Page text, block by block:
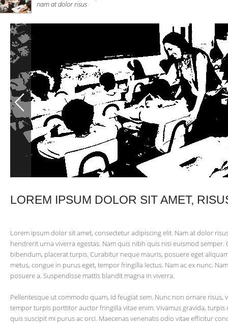
nam at dolor risus
LOREM IPSUM DOLOR SIT AMET,
Lorem ipsum dolor sit amet, consectetur adipiscing elit. Nam at dolor
hendrerit urna viverra egestas. Nam quis nibh quis nisi euismod
bibendum, placerat turpis. Curabitur neque mauris, posuere eget
metus, congue in purus eget, tempor fringilla lectus. Nam ac ex nunc.
posuere a. Suspendisse mattis blandit magna in viverra.
Pellentesque ut commodo quam, id feugiat sem. Nunc non ornare risus,
tempor turpis porttitor auctor fringilla vitae enim. Vivamus gravida,
quis suscipit mi purus ac orci. Maecenas venenatis odio vitae efficitur